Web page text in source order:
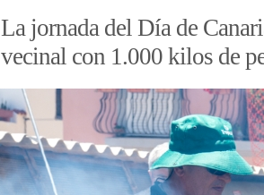
La jornada del Día de
vecinal con 1.000 kilos de